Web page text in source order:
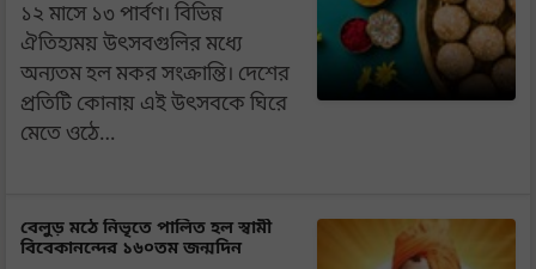
১২ মাসে ১৩ পার্বণ। বিভিন্ন
ঐতিহ্যময় উৎসবগুলির মধ্যে
অন্যতম হল মকর সংক্রান্তি। দেশের
প্রতিটি কোনায় এই উৎসবকে ঘিরে
মেতে ওঠে…
বেলুড় মঠে নিভৃতে পালিত হল স্বামী
বিবেকানন্দের ১৬০তম জন্মদিন